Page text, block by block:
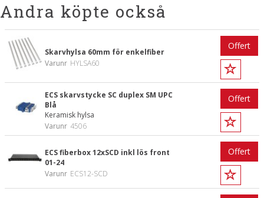
Andra köpte också
Skarvhylsa 60mm för enkelfiber
Varunr HYLSA60
Offert
ECS skarvstycke SC duplex SM UPC
Blå
Keramisk hylsa
Varunr 4506
Offert
ECS fiberbox 12xSCD inkl lös front
01-24
Varunr ECS12-SCD
Offert